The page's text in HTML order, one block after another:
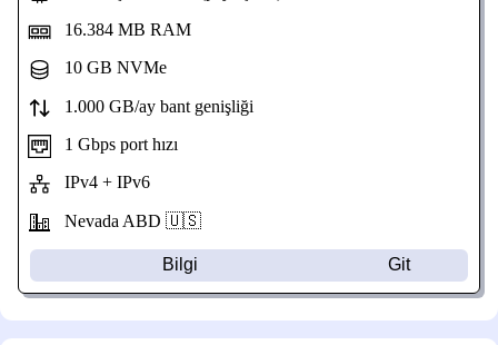
16.384 MB RAM
10 GB NVMe
1.000 GB/ay bant genişliği
1 Gbps port hızı
IPv4 + IPv6
Nevada ABD 🇺🇸
Bilgi Git